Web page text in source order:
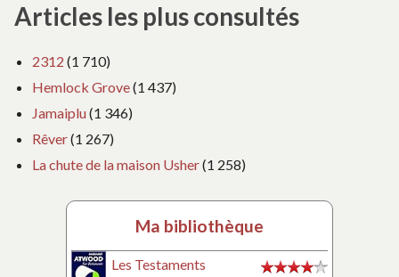
Articles les plus consultés
2312 (1 710)
Hemlock Grove(1 437)
Jamaiplu(1 346)
Rêver(1 267)
La chute de la maison Usher(1 258)
Ma bibliothèque
Les Testaments